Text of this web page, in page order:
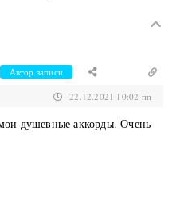
Автор записи
22.12.2021 10:02 пп
душевные аккорды. Очень